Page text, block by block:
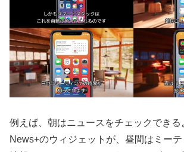
例えば、朝はニュースをチェックでき
News+のウィジェットが、昼間はミー